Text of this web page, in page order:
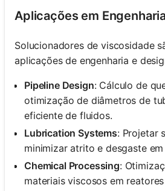
Aplicações em
Solucionadores de viscosidade
aplicações de engenharia e
Pipeline Design: Cálculo de
otimização de diâmetros de
eficiente de fluidos.
Lubrication Systems: Projetar
minimizar atrito e desgaste em
Chemical Processing:
materiais viscosos em